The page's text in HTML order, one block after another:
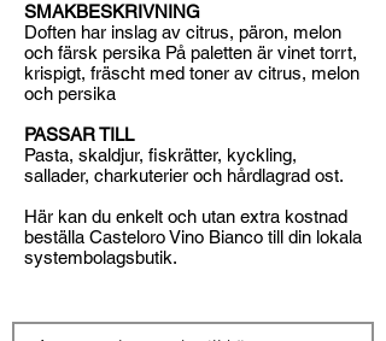
SMAKBESKRIVNING
Doften har inslag av citrus, päron, melon
och färsk persika På paletten är vinet torrt,
krispigt, fräscht med toner av citrus, melon
och persika
PASSAR TILL
Pasta, skaldjur, fiskrätter, kyckling,
sallader, charkuterier och hårdlagrad ost.
Här kan du enkelt och utan extra kostnad
beställa Casteloro Vino Bianco till din lokala
systembolagsbutik.